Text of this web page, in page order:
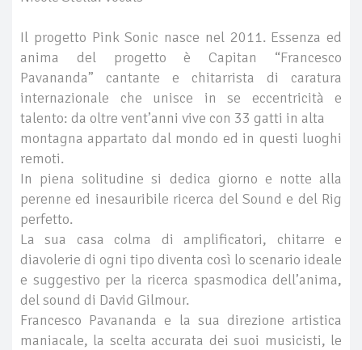
Il progetto Pink Sonic nasce nel 2011. Essenza ed
anima del progetto è Capitan “Francesco
Pavananda” cantante e chitarrista di caratura
internazionale che unisce in se eccentricità e
talento: da oltre vent’anni vive con 33 gatti in alta
montagna appartato dal mondo ed in questi luoghi
remoti.
In piena solitudine si dedica giorno e notte alla
perenne ed inesauribile ricerca del Sound e del Rig
perfetto.
La sua casa colma di amplificatori, chitarre e
diavolerie di ogni tipo diventa così lo scenario ideale
e suggestivo per la ricerca spasmodica dell’anima,
del sound di David Gilmour.
Francesco Pavananda e la sua direzione artistica
maniacale, la scelta accurata dei suoi musicisti, le